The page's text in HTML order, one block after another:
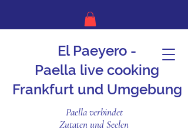
El Paeyero -
Paella live cooking
Frankfurt und Umgebung
Paella verbindet
Zutaten und Seelen